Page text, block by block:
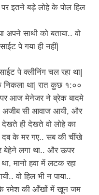
इतने बड़े लोहे के पोल हिल
अपने साथी को बताया.. वो
पे गया ही नहीं|
पे क्लीनिंग चल रहा था|
निकला था| रात कुछ १:००
पर आज मेनेजर ने ब्रेक बादमे
अजीब सी आवाज आयी, और
देखते ही देखते वो लोहे का
दब के मर गए.. सब की चींखे
बेहेने लगा था.. और ऊपर
मानो हवा में लटक रहा
वो हिल भी न पाया..
के रमेश की आँखों में खून जम